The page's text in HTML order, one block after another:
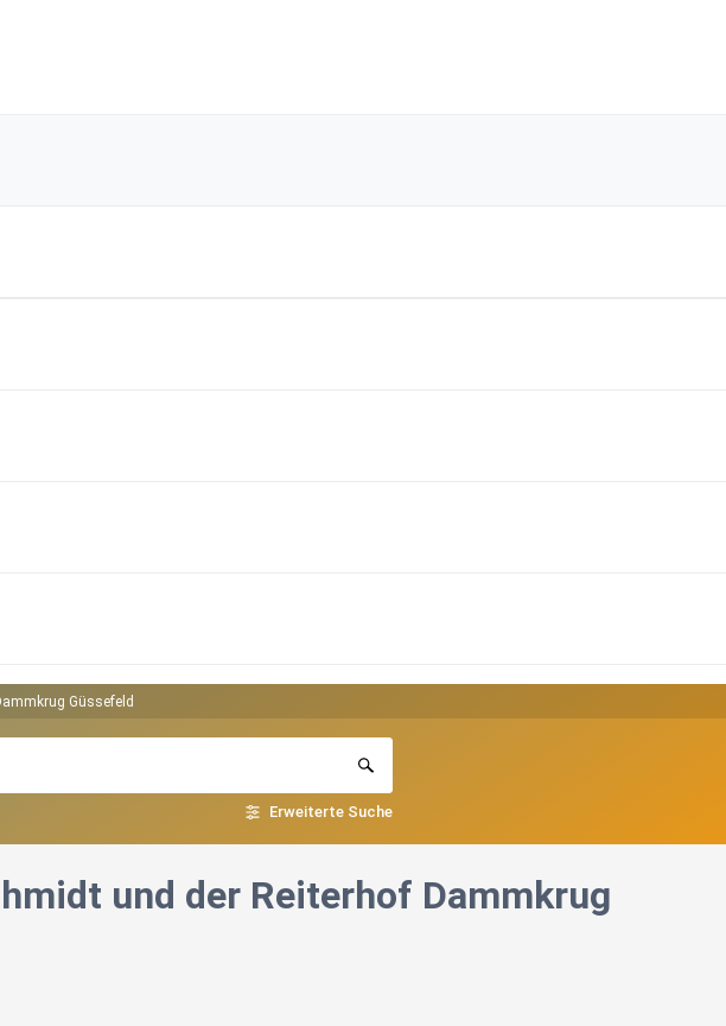
Güssefeld
Erweiterte Suche
und der Reiterhof Dammkrug